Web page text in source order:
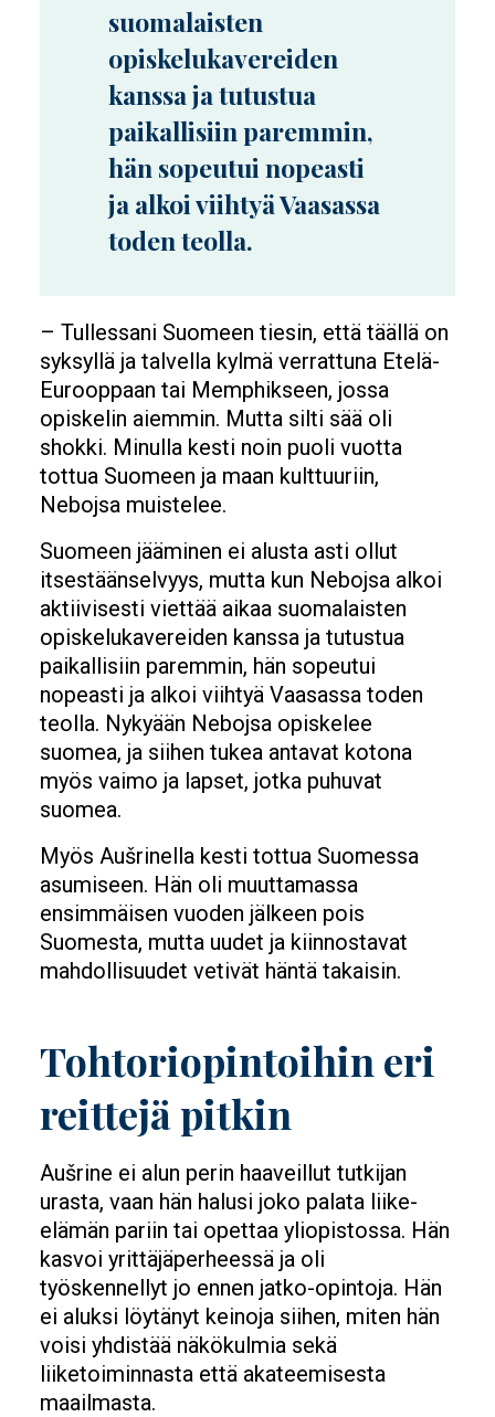
suomalaisten
opiskelukavereiden
kanssa ja tutustua
paikallisiin paremmin,
hän sopeutui nopeasti
ja alkoi viihtyä Vaasassa
toden teolla.
– Tullessani Suomeen tiesin, että täällä on
syksyllä ja talvella kylmä verrattuna Etelä-
Eurooppaan tai Memphikseen, jossa
opiskelin aiemmin. Mutta silti sää oli
shokki. Minulla kesti noin puoli vuotta
tottua Suomeen ja maan kulttuuriin,
Nebojsa muistelee.
Suomeen jääminen ei alusta asti ollut
itsestäänselvyys, mutta kun Nebojsa alkoi
aktiivisesti viettää aikaa suomalaisten
opiskelukavereiden kanssa ja tutustua
paikallisiin paremmin, hän sopeutui
nopeasti ja alkoi viihtyä Vaasassa toden
teolla. Nykyään Nebojsa opiskelee
suomea, ja siihen tukea antavat kotona
myös vaimo ja lapset, jotka puhuvat
suomea.
Myös Aušrinella kesti tottua Suomessa
asumiseen. Hän oli muuttamassa
ensimmäisen vuoden jälkeen pois
Suomesta, mutta uudet ja kiinnostavat
mahdollisuudet vetivät häntä takaisin.
Tohtoriopintoihin eri
reittejä pitkin
Aušrine ei alun perin haaveillut tutkijan
urasta, vaan hän halusi joko palata liike-
elämän pariin tai opettaa yliopistossa. Hän
kasvoi yrittäjäperheessä ja oli
työskennellyt jo ennen jatko-opintoja. Hän
ei aluksi löytänyt keinoja siihen, miten hän
voisi yhdistää näkökulmia sekä
liiketoiminnasta että akateemisesta
maailmasta.